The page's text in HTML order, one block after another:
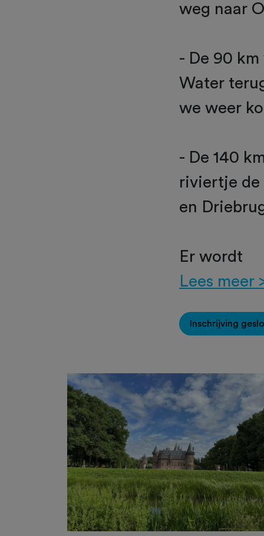
weg naar
- De 90
Water
we weer
- De 140
riviertje de
en
Er wordt
Lees meer
Inschrijving